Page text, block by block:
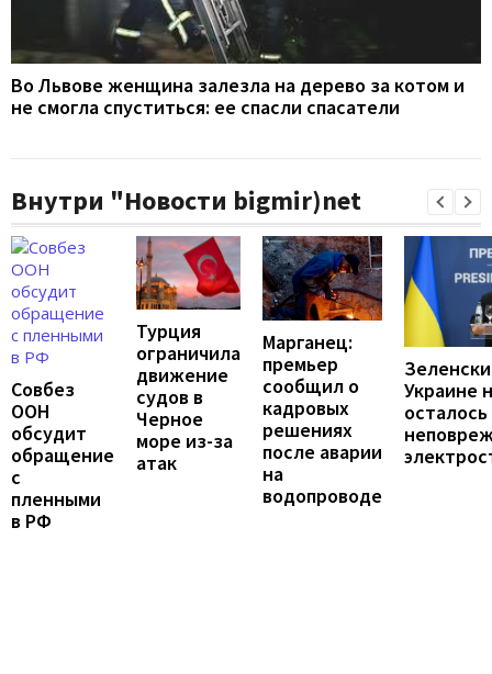
Во Львове женщина залезла на дерево за котом и
не смогла спуститься: ее спасли спасатели
Внутри "Новости bigmir)net
Совбез
ООН
обсудит
обращение
с
пленными
в РФ
Турция
ограничила
движение
судов в
Черное
море из-за
атак
Марганец:
премьер
сообщил о
кадровых
решениях
после аварии
на
водопроводе
Украине
осталось